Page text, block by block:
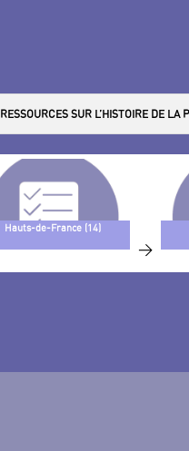
RESSOURCES SUR L’HISTOIRE DE LA
Hauts-de-France (14)
>